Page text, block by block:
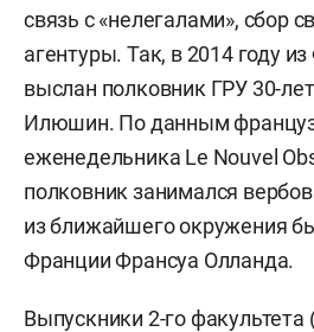
связь с «нелегалами», сбор
агентуры. Так, в 2014 году
выслан полковник ГРУ 30-
Илюшин. По данным
еженедельника Le Nouvel
полковник занимался
из ближайшего окружения
Франции Франсуа Олланда.
Выпускники 2-го факультета